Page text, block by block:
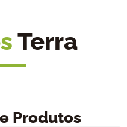
Terra
Produtos